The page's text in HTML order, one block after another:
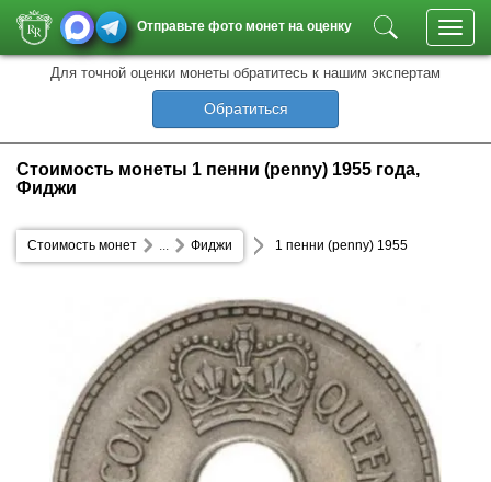
Отправьте фото монет на оценку
Для точной оценки монеты обратитесь к нашим экспертам
Обратиться
Стоимость монеты 1 пенни (penny) 1955 года,
Фиджи
Стоимость монет Фиджи
... 1 пенни (penny) 1955